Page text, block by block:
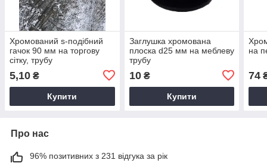
Хромований s-подібний
гачок 90 мм на торгову
сітку, трубу
5,10 ₴
Купити
Заглушка хромована
плоска d25 мм на меблеву
трубу
10₴
Купити
на
74
Про нас
96% позитивних з 231 відгука за рік